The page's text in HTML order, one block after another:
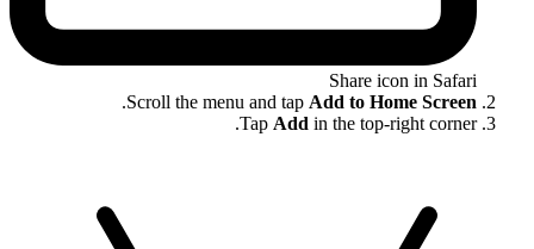
Share icon in Safari
Scroll the menu and tap Add to Home Screen
.
Tap Add in the top-right corner.